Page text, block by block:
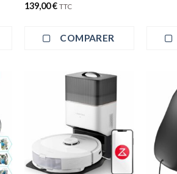
139,00€ TTC
COMPARER
+